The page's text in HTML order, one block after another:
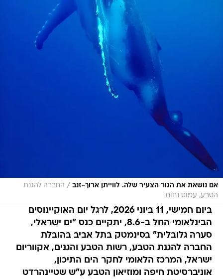
אם נושאת את הגור הצעיר שלה. לווייתן ארוך-זנב
הטבע, עמוס נחום
ביום חמישי, 11 ביוני 2026, לרגל יום האוקיינוסים
סערה גלובלית" בסינמטק בתל אביב בהובלת
החברה להגנת הטבע, רשות הטבע והגנים, אקווריום
ישראל, המרכז הלאומי לחקר הים התיכון,
אוניברסיטת חיפה ומוזיאון הטבע ע"ש שטיינהרדט
באוניברסיטת תל אביב.
אוקיינוסים הים התיכון שמירת הסביבה